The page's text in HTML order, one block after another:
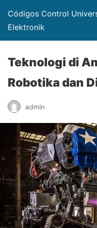
Códigos Control
Elektronik
Teknologi di
Robotika dan
admin